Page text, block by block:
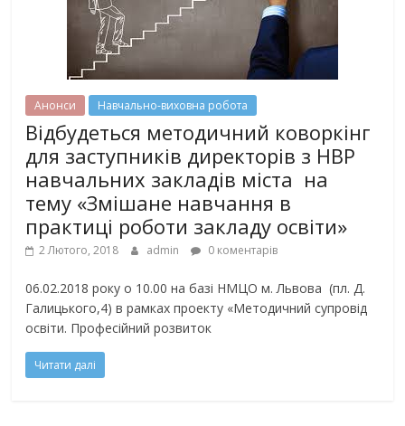
Анонси Навчально-виховна робота
Відбудеться методичний коворкінг
для заступників директорів з НВР
навчальних закладів міста на
тему «Змішане навчання в
практиці роботи закладу освіти»
2 Лютого, 2018 admin 0 коментарів
06.02.2018 року о 10.00 на базі НМЦО м. Львова (пл. Д.
Галицького,4) в рамках проекту «Методичний супровід
освіти. Професійний розвиток
Читати далі